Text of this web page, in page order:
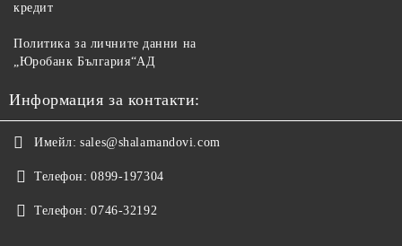
кредит
Политика за личните данни на
„Юробанк България“АД
Информация за контакти:
Имейл: sales@shalamandovi.com
Телефон: 0899-197304
Телефон: 0746-32192